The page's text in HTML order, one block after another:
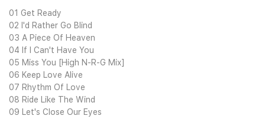
01 Get Ready
02 I'd Rather Go Blind
03 A Piece Of Heaven
04 If I Can't Have You
05 Miss You [High N-R-G Mix]
06 Keep Love Alive
07 Rhythm Of Love
08 Ride Like The Wind
09 Let's Close Our Eyes